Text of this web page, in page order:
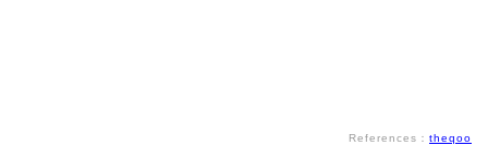
References： theqoo